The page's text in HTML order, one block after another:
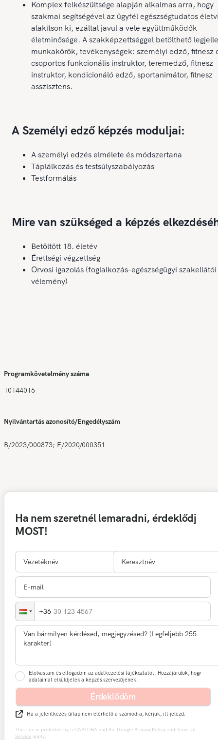
Komplex felkészültsége alapján alkalmas arra, hogy
szakmai segítségével az ügyfél egészségtudatos
alakítson ki, ezáltal javul a vele együttműködők
életminősége. A szakképzettséggel betölthető
munkakörök, tevékenységek: személyi edző, fitnesz
csoportos funkcionális instruktor, teremedző, fitnesz
instruktor, kondicionáló edző, sportanimátor, fitnesz
asszisztens.
A Személyi edző képzés moduljai:
A személyi edzés elmélete és módszertana
Táplálkozás és testsúlyszabályozás
Testformálás
Mire van szükséged a képzés
Betöltött 18. életév
Érettségi végzettség
Orvosi igazolás (foglalkozás-egészségügyi szakellátói
vélemény)
Programkövetelmény száma
10144016
Nyilvántartás azonosító/Engedélyszám
B/2023/000873; E/2020/000351
Ha nem szeretnél lemaradni, érdeklődj
MOST!
30 123 4567
Elolvastam és elfogadom az adatkezelési tájékoztatót. Hozzájárulok, hogy
adataimat elküldjétek a képzés szervezőjének.
Érdeklődöm
Ha a jelentkezés űrlap nem elérhető a számodra, kérjük, itt jelezd.
This site is protected by reCAPTCHA and the Google Privacy Policy and Terms of
Service apply.